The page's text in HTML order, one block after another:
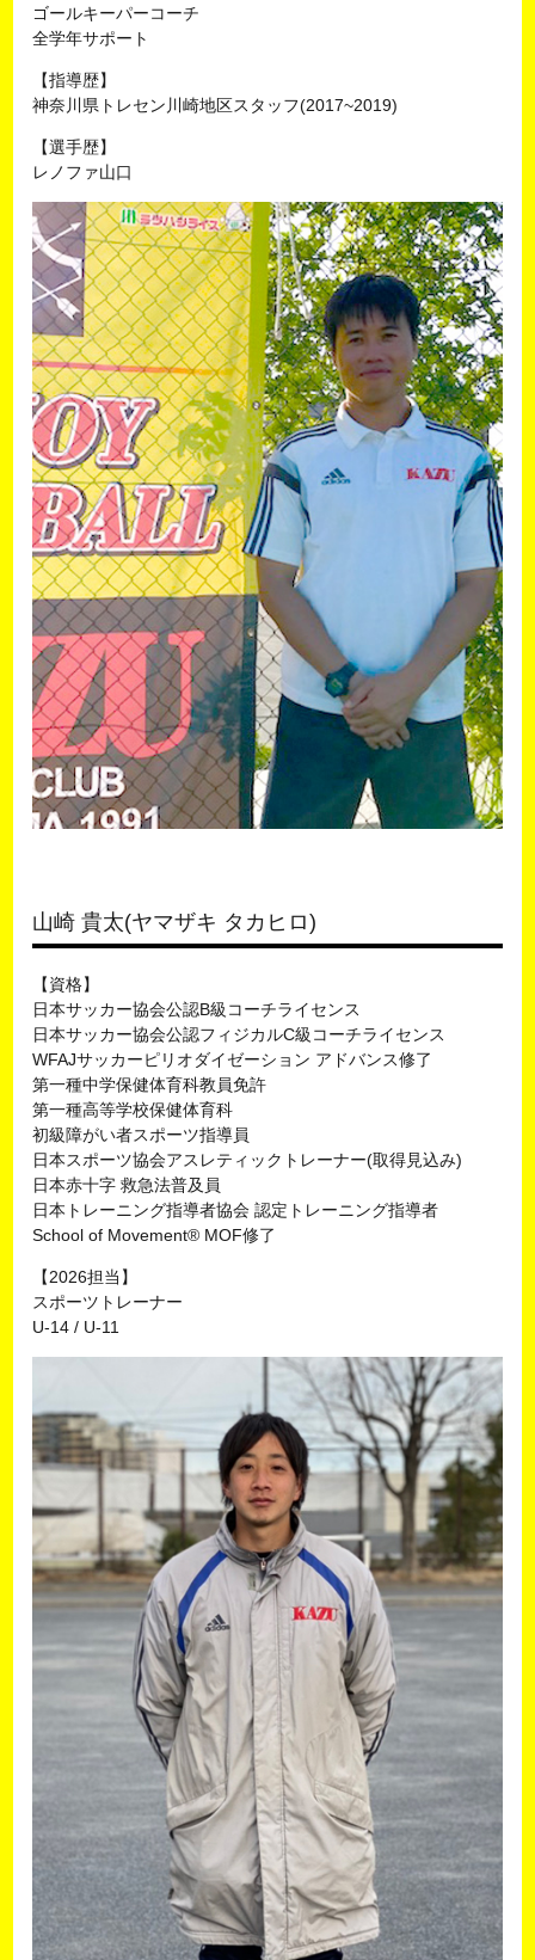
ゴールキーパーコーチ
全学年サポート
【指導歴】
神奈川県トレセン川崎地区スタッフ(2017~2019)
【選手歴】
レノファ山口
山崎 貴太(ヤマザキ タカヒロ)
【資格】
日本サッカー協会公認B級コーチライセンス
日本サッカー協会公認フィジカルC級コーチライセンス
WFAJサッカーピリオダイゼーション アドバンス修了
第一種中学保健体育科教員免許
第一種高等学校保健体育科
初級障がい者スポーツ指導員
日本スポーツ協会アスレティックトレーナー(取得見込み)
日本赤十字 救急法普及員
日本トレーニング指導者協会 認定トレーニング指導者
School of Movement® MOF修了
【2026担当】
スポーツトレーナー
U-14 / U-11